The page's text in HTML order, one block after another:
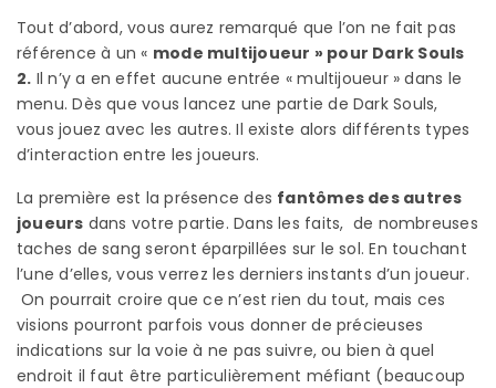
Tout d’abord, vous aurez remarqué que l’on ne fait pas
référence à un « mode multijoueur » pour Dark Souls
2. Il n’y a en effet aucune entrée « multijoueur » dans le
menu. Dès que vous lancez une partie de Dark Souls,
vous jouez avec les autres. Il existe alors différents types
d’interaction entre les joueurs.
La première est la présence des fantômes des autres
joueurs dans votre partie. Dans les faits, de nombreuses
taches de sang seront éparpillées sur le sol. En touchant
l’une d’elles, vous verrez les derniers instants d’un joueur.
On pourrait croire que ce n’est rien du tout, mais ces
visions pourront parfois vous donner de précieuses
indications sur la voie à ne pas suivre, ou bien à quel
endroit il faut être particulièrement méfiant (beaucoup